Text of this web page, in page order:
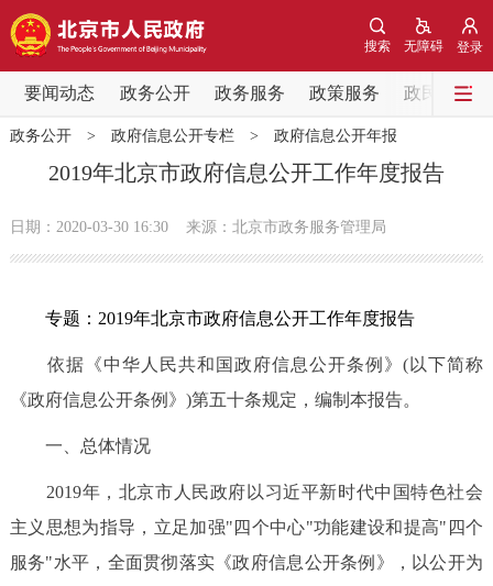
登录
无障碍
搜索
要闻动态 政务公开 政务服务 政策服务 政民互动
要闻动态
党中央精神 国务院信息 中央部委动态
政务公开
市领导 机构职能 政策服务
政策兑现
决策公开 专题公开
政务服务
政务公开> 政府信息公开专栏> 政府信息公开年报
2019年北京市政府信息公开工作年度报告
日期：2020-03-30 16:30 来源：北京市政务服务管理局
专题：2019年北京市政府信息公开工作年度报告
依据《中华人民共和国政府信息公开条例》(以下简称
《政府信息公开条例》)第五十条规定，编制本报告。
一、总体情况
2019年，北京市人民政府以习近平新时代中国特色社会
主义思想为指导，立足加强"四个中心"功能建设和提高"四个
服务"水平，全面贯彻落实《政府信息公开条例》，以公开为